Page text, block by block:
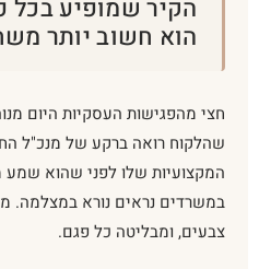
הקיר שמופיע בכל
הוא חשוב יותר
חצי מהפגישות העסקיות היום
שהלקוח רואה ברקע של מנכ"ל
המקצועיות שלו לפני שהוא
במשרדים נראים נורא במצלמה.
צבעים, ומבליטה כל פגם.